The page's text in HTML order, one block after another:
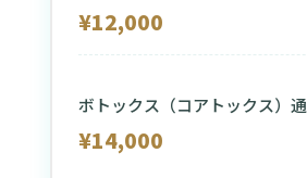
¥12,000
ボトックス（コアトックス）
¥14,000